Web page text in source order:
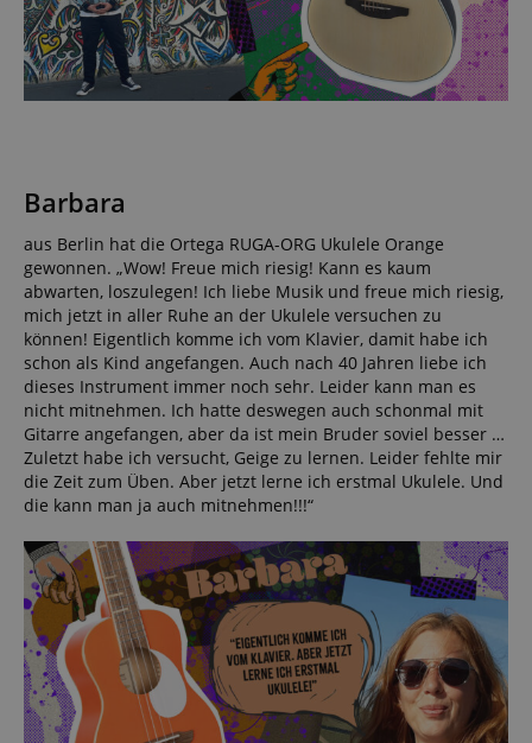
Barbara
aus Berlin hat die Ortega RUGA-ORG Ukulele Orange
gewonnen. „Wow! Freue mich riesig! Kann es kaum
abwarten, loszulegen! Ich liebe Musik und freue mich riesig,
mich jetzt in aller Ruhe an der Ukulele versuchen zu
können! Eigentlich komme ich vom Klavier, damit habe ich
schon als Kind angefangen. Auch nach 40 Jahren liebe ich
dieses Instrument immer noch sehr. Leider kann man es
nicht mitnehmen. Ich hatte deswegen auch schonmal mit
Gitarre angefangen, aber da ist mein Bruder soviel besser …
Zuletzt habe ich versucht, Geige zu lernen. Leider fehlte mir
die Zeit zum Üben. Aber jetzt lerne ich erstmal Ukulele. Und
die kann man ja auch mitnehmen!!!“